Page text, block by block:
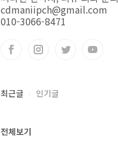
cdmaniipch@gmail.com
010-3066-8471
최근글 인기글
전체보기